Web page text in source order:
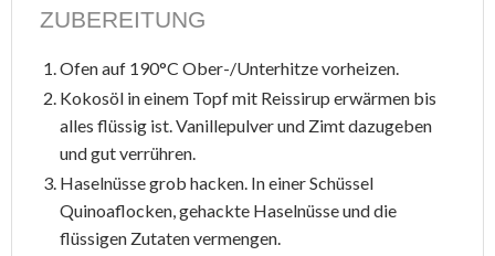
ZUBEREITUNG
Ofen auf 190°C Ober-/Unterhitze vorheizen.
Kokosöl in einem Topf mit Reissirup erwärmen bis
alles flüssig ist. Vanillepulver und Zimt dazugeben
und gut verrühren.
Haselnüsse grob hacken. In einer Schüssel
Quinoaflocken, gehackte Haselnüsse und die
flüssigen Zutaten vermengen.